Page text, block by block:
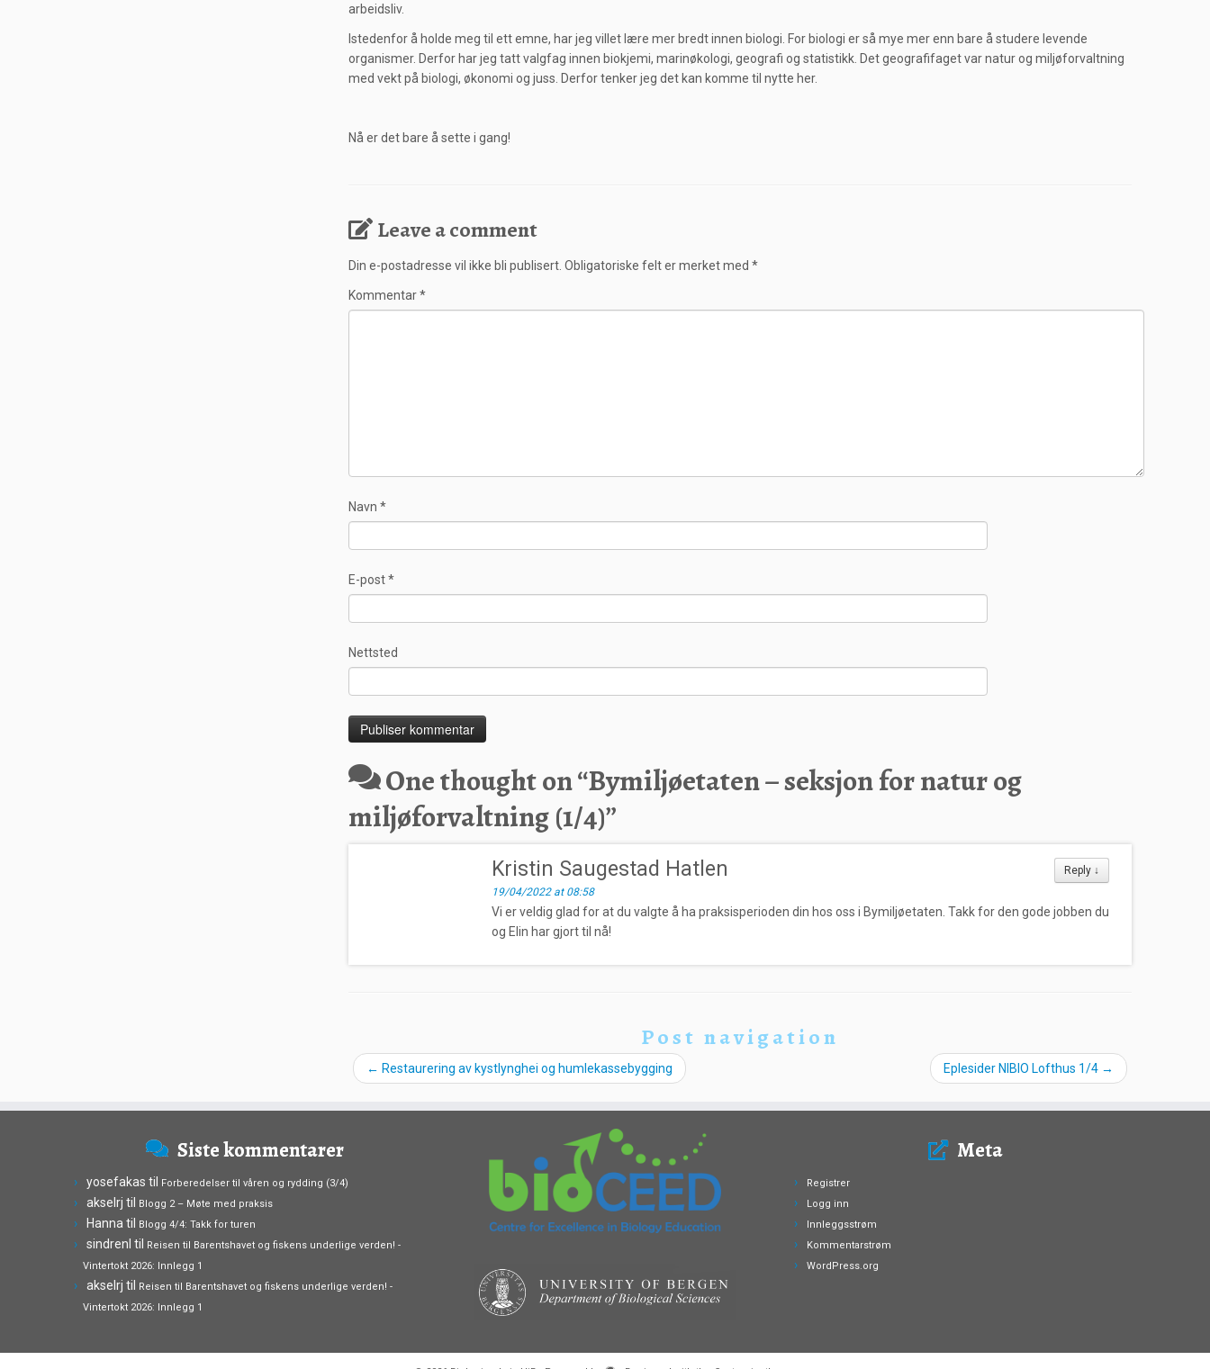
arbeidsliv.
Istedenfor å holde meg til ett emne, har jeg villet lære mer bredt innen biologi. For biologi er så mye mer enn bare å studere levende
organismer. Derfor har jeg tatt valgfag innen biokjemi, marinøkologi, geografi og statistikk. Det geografifaget var natur og miljøforvaltning
med vekt på biologi, økonomi og juss. Derfor tenker jeg det kan komme til nytte her.
Nå er det bare å sette i gang!
Leave a comment
Din e-postadresse vil ikke bli publisert. Obligatoriske felt er merket med *
Kommentar*
Navn *
E-post*
Nettsted
One thought on “Bymiljøetaten – seksjon for natur og
miljøforvaltning (1/4)”
Reply ↓
Kristin Saugestad Hatlen
19/04/2022 at 08:58
Vi er veldig glad for at du valgte å ha praksisperioden din hos oss i Bymiljøetaten. Takk for den gode jobben du
og Elin har gjort til nå!
Post navigation
← Restaurering av kystlynghei og humlekassebygging Eplesider NIBIO Lofthus 1/4 →
Siste kommentarer
yosefakas til Forberedelser til våren og rydding (3/4)
akselrj til Blogg 2 – Møte med praksis
Hanna til Blogg 4/4: Takk for turen
sindrenl til
Reisen til Barentshavet og fiskens underlige verden! -
Vintertokt 2026: Innlegg 1
akselrj til
Reisen til Barentshavet og fiskens underlige verden! -
Vintertokt 2026: Innlegg 1
Meta
Registrer
Logg inn
Innleggsstrøm
Kommentarstrøm
WordPress.org